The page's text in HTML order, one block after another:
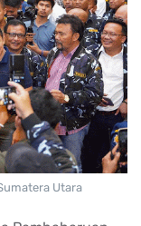
Utara